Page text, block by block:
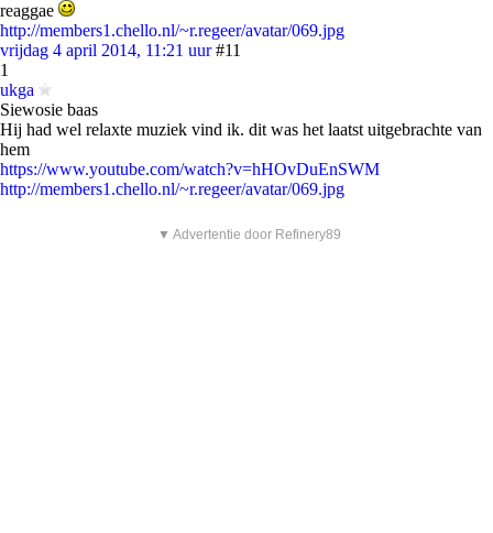
reaggae
http://members1.chello.nl/~r.regeer/avatar/069.jpg
vrijdag 4 april 2014, 11:21 uur #11
1
ukga
Siewosie baas
Hij had wel relaxte muziek vind ik. dit was het laatst uitgebrachte van
hem
https://www.youtube.com/watch?v=hHOvDuEnSWM
http://members1.chello.nl/~r.regeer/avatar/069.jpg
▼ Advertentie door Refinery89